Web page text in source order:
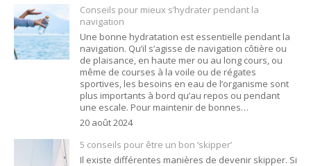
Conseils pour mieux s’hydrater pendant la
navigation
Une bonne hydratation est essentielle pendant la
navigation. Qu’il s’agisse de navigation côtière ou
de plaisance, en haute mer ou au long cours, ou
même de courses à la voile ou de régates
sportives, les besoins en eau de l’organisme sont
plus importants à bord qu’au repos ou pendant
une escale. Pour maintenir de bonnes…
20 août 2024
5 conseils pour être un bon ‘skipper’
Il existe différentes manières de devenir skipper. Si